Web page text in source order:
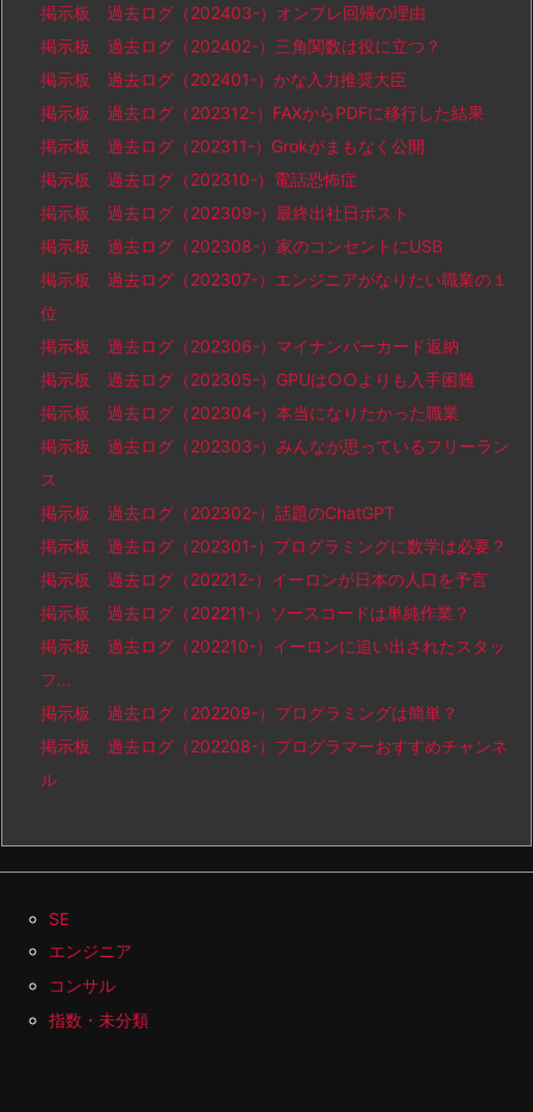
掲示板 過去ログ（202403-）オンプレ回帰の理由
掲示板 過去ログ（202402-）三角関数は役に立つ？
掲示板 過去ログ（202401-）かな入力推奨大臣
掲示板 過去ログ（202312-）FAXからPDFに移行した結果
掲示板 過去ログ（202311-）Grokがまもなく公開
掲示板 過去ログ（202310-）電話恐怖症
掲示板 過去ログ（202309-）最終出社日ポスト
掲示板 過去ログ（202308-）家のコンセントにUSB
掲示板 過去ログ（202307-）エンジニアがなりたい職業の１
位
掲示板 過去ログ（202306-）マイナンバーカード返納
掲示板 過去ログ（202305-）GPUは○○よりも入手困難
掲示板 過去ログ（202304-）本当になりたかった職業
掲示板 過去ログ（202303-）みんなが思っているフリーラン
ス
掲示板 過去ログ（202302-）話題のChatGPT
掲示板 過去ログ（202301-）プログラミングに数学は必要？
掲示板 過去ログ（202212-）イーロンが日本の人口を予言
掲示板 過去ログ（202211-）ソースコードは単純作業？
掲示板 過去ログ（202210-）イーロンに追い出されたスタッ
フ…
掲示板 過去ログ（202209-）プログラミングは簡単？
掲示板 過去ログ（202208-）プログラマーおすすめチャンネ
ル
SE
エンジニア
コンサル
指数・未分類